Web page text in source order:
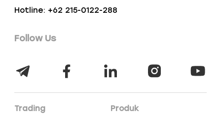
Hotline: +62 215-0122-288
Follow Us
Trading Produk